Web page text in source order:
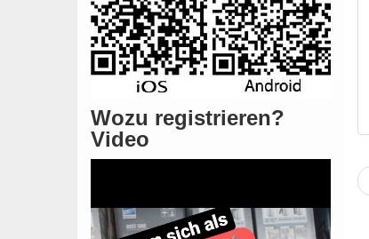
Wozu registrieren?
Video